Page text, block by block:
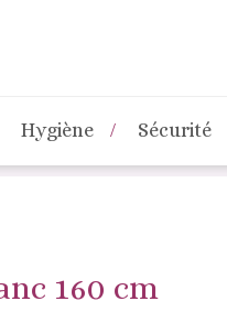
Hygiène Sécurité
160 cm